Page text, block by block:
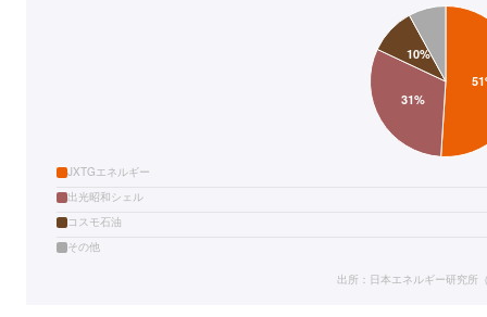
JXTGエネルギー
出光昭和シェル
コスモ石油
その他
出所：日本エネルギー研究所